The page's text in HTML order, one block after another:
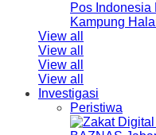
Pos Indonesia
Kampung
View all
View all
View all
View all
Investigasi
Peristiwa